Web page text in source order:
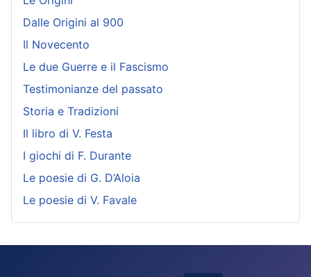
Dalle Origini al 900
Il Novecento
Le due Guerre e il Fascismo
Testimonianze del passato
Storia e Tradizioni
Il libro di V. Festa
I giochi di F. Durante
Le poesie di G. D’Aloia
Le poesie di V. Favale